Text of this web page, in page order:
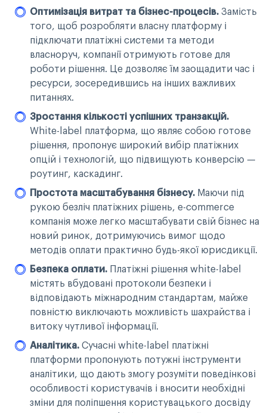
Оптимізація витрат та бізнес-процесів. Замість
того, щоб розробляти власну платформу і
підключати платіжні системи та методи
власноруч, компанії отримують готове для
роботи рішення. Це дозволяє їм заощадити час і
ресурси, зосередившись на інших важливих
питаннях.
Зростання кількості успішних транзакцій.
White-label платформа, що являє собою готове
рішення, пропонує широкий вибір платіжних
опцій і технологій, що підвищують конверсію —
роутинг, каскадинг.
Простота масштабування бізнесу. Маючи під
рукою безліч платіжних рішень, e-commerce
компанія може легко масштабувати свій бізнес на
новий ринок, дотримуючись вимог щодо
методів оплати практично будь-якої юрисдикції.
Безпека оплати. Платіжні рішення white-label
містять вбудовані протоколи безпеки і
відповідають міжнародним стандартам, майже
повністю виключають можливість шахрайства і
витоку чутливої інформації.
Аналітика. Сучасні white-label платіжні
платформи пропонують потужні інструменти
аналітики, що дають змогу розуміти поведінкові
особливості користувачів і вносити необхідні
зміни для поліпшення користувацького досвіду